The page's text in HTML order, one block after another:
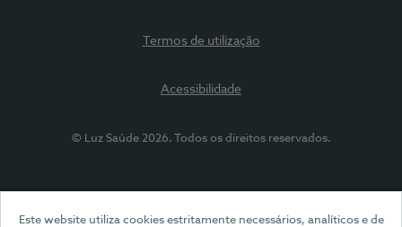
Este website utiliza cookies estritamente necessários, analíticos e de
Termos de utilização
Acessibilidade
© Luz Saúde 2026. Todos os direitos reservados.